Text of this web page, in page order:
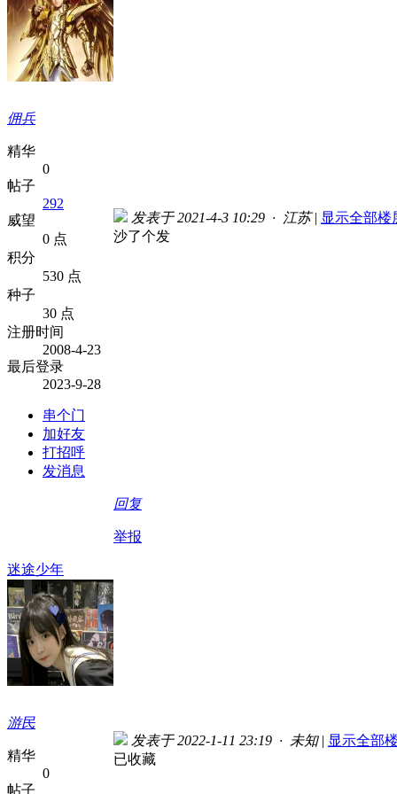
佣兵
精华
0
帖子
292
威望
0 点
积分
530 点
种子
30 点
注册时间
2008-4-23
最后登录
2023-9-28
串个门
加好友
打招呼
发消息
发表于 2021-4-3 10:29 · 江苏 | 显示全部楼
沙了个发
回复
举报
迷途少年
游民
精华
0
帖子
发表于 2022-1-11 23:19 · 未知 | 显示全部
已收藏